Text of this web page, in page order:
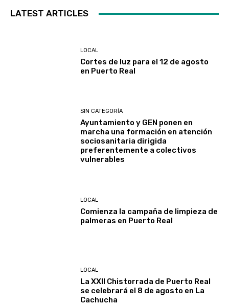
LATEST ARTICLES
LOCAL
Cortes de luz para el 12 de agosto
en Puerto Real
SIN CATEGORÍA
Ayuntamiento y GEN ponen en
marcha una formación en atención
sociosanitaria dirigida
preferentemente a colectivos
vulnerables
LOCAL
Comienza la campaña de limpieza de
palmeras en Puerto Real
LOCAL
La XXII Chistorrada de Puerto Real
se celebrará el 8 de agosto en La
Cachucha